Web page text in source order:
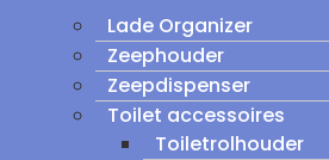
Lade Organizer
Zeephouder
Zeepdispenser
Toilet accessoires
Toiletrolhouder